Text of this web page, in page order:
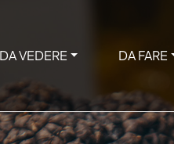
DA VEDERE DA FARE